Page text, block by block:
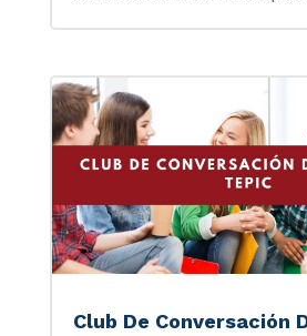
Club De Conversación